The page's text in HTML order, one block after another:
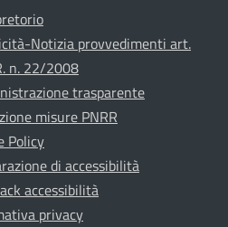
Notizia provvedimenti art.
n. 22/2008
trasparente
misure PNRR
Policy
di accessibilità
accessibilità
privacy